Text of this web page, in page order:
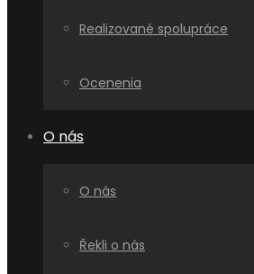
Realizované spolupráce
Ocenenia
O nás
O nás
Řekli o nás